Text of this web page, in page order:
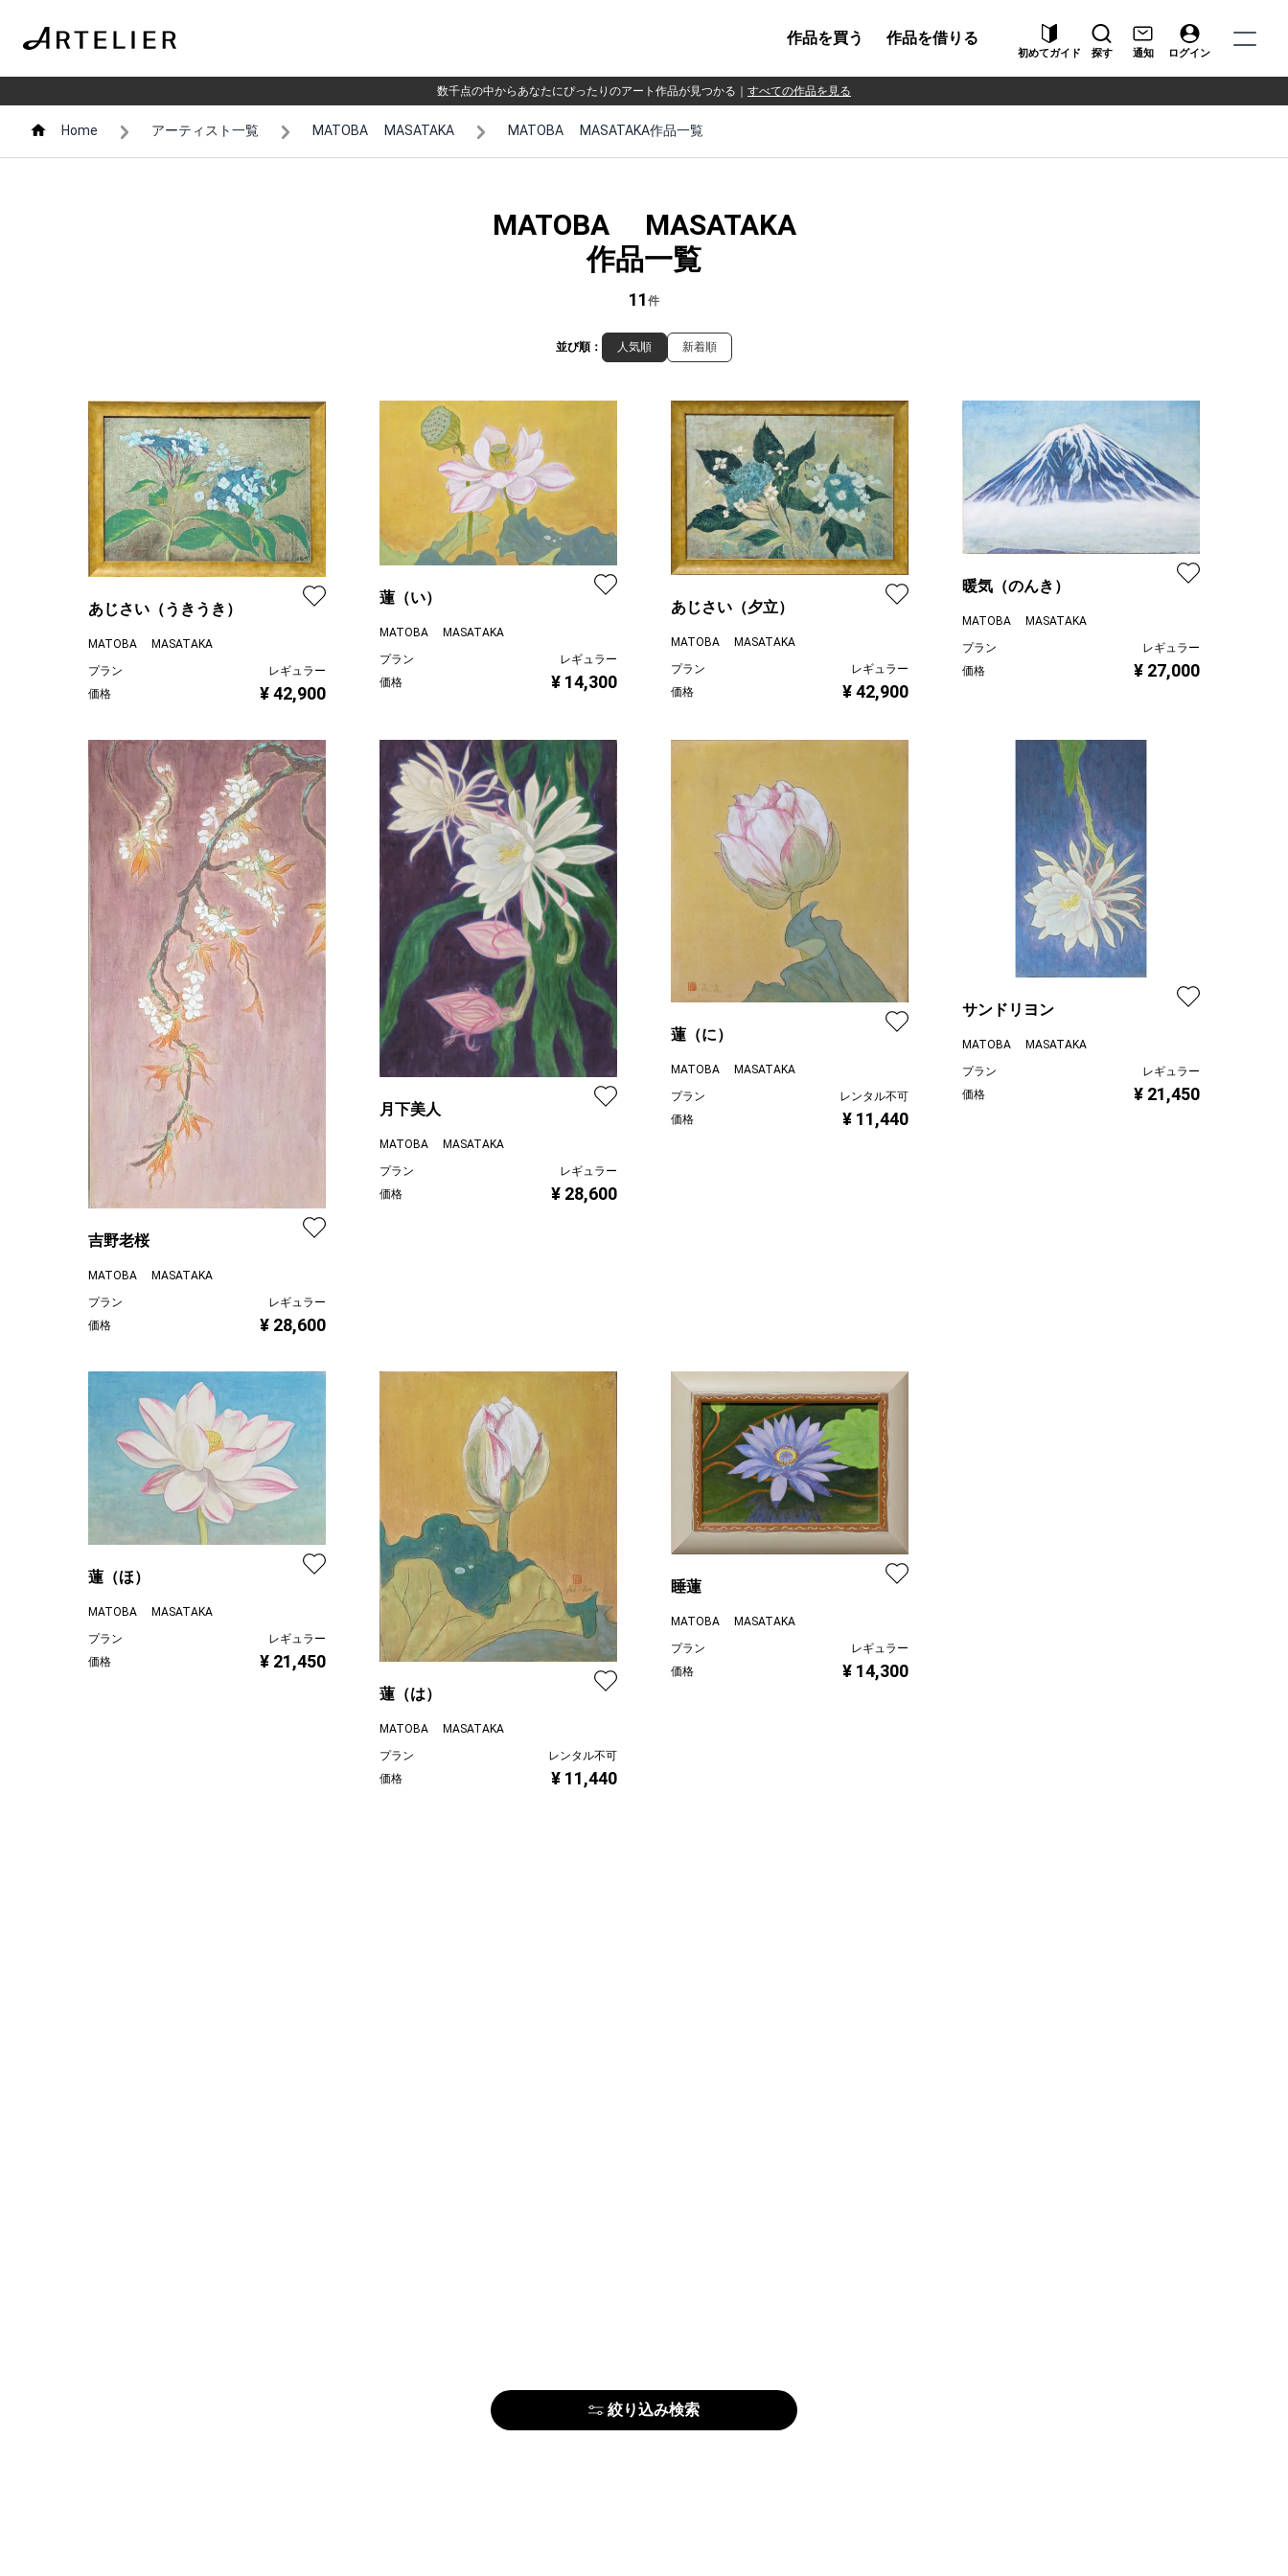
作品を買う 作品を借りる
初めてガイド 探す 通知 ログイン
数千点の中からあなたにぴったりのアート作品が見つかる すべての作品を見る
Home アーティスト一覧 MATOBA MASATAKA MATOBA MASATAKA作品一覧
MATOBA MASATAKA
作品一覧
11 件
並び順： 人気順 新着順
あじさい（うきうき）
MATOBA MASATAKA
プラン
レギュラー
価格
¥ 42,900
蓮（い）
MATOBA MASATAKA
プラン
レギュラー
価格
¥ 14,300
あじさい（夕立）
MATOBA MASATAKA
プラン
レギュラー
価格
¥ 42,900
暖気（のんき）
MATOBA MASATAKA
プラン
レギュラー
価格
¥ 27,000
吉野老桜
MATOBA MASATAKA
プラン
レギュラー
価格
¥ 28,600
月下美人
MATOBA MASATAKA
プラン
レギュラー
価格
¥ 28,600
蓮（に）
MATOBA MASATAKA
プラン
レンタル不可
価格
¥ 11,440
サンドリヨン
MATOBA MASATAKA
プラン
レギュラー
価格
¥ 21,450
蓮（ほ）
MATOBA MASATAKA
プラン
レギュラー
価格
¥ 21,450
蓮（は）
MATOBA MASATAKA
プラン
レンタル不可
価格
¥ 11,440
睡蓮
MATOBA MASATAKA
プラン
レギュラー
価格
¥ 14,300
絞り込み検索